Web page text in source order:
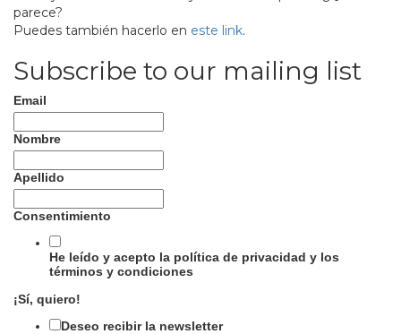
parece?
Puedes también hacerlo en este link.
Subscribe to our mailing list
Email
Nombre
Apellido
Consentimiento
He leído y acepto la política de privacidad y los
términos y condiciones
¡Sí, quiero!
Deseo recibir la newsletter